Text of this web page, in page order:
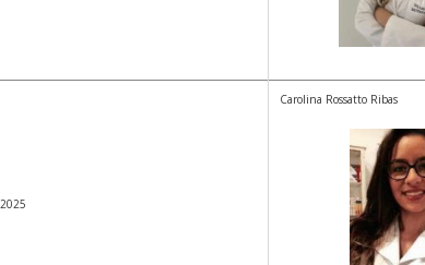
2025
Carolina Rossatto Ribas